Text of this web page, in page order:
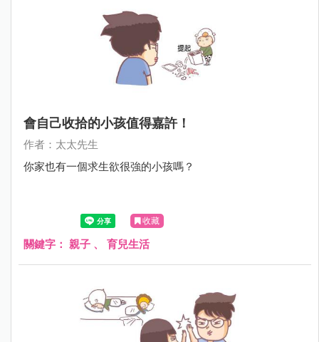
會自己收拾的小孩值得嘉許！
作者：太太先生
你家也有一個求生欲很強的小孩嗎？
收藏
關鍵字： 親子 、 育兒生活